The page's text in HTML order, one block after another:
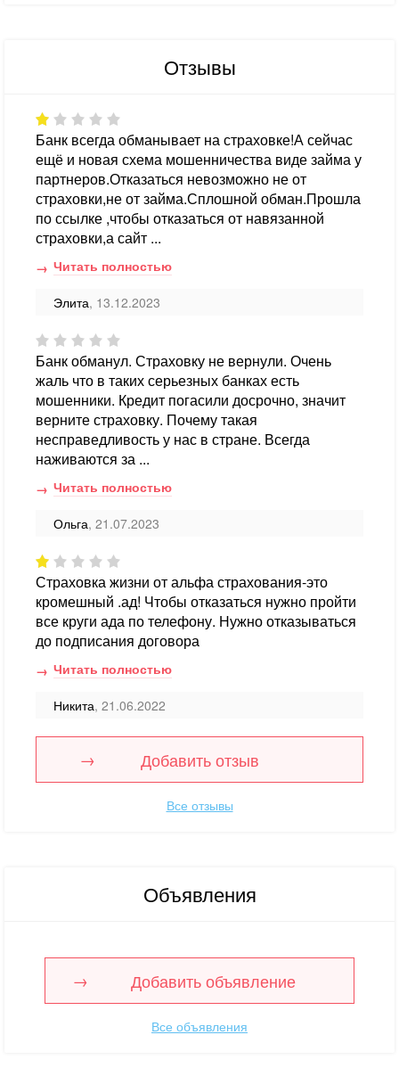
Отзывы
Банк всегда обманывает на страховке!А сейчас
ещё и новая схема мошенничества виде займа у
партнеров.Отказаться невозможно не от
страховки,не от займа.Сплошной обман.Прошла
по ссылке ,чтобы отказаться от навязанной
страховки,а сайт ...
Читать полностью
Элита, 13.12.2023
Банк обманул. Страховку не вернули. Очень
жаль что в таких серьезных банках есть
мошенники. Кредит погасили досрочно, значит
верните страховку. Почему такая
несправедливость у нас в стране. Всегда
наживаются за ...
Читать полностью
Ольга, 21.07.2023
Страховка жизни от альфа страхования-это
кромешный .ад! Чтобы отказаться нужно пройти
все круги ада по телефону. Нужно отказываться
до подписания договора
Читать полностью
Никита, 21.06.2022
Добавить отзыв
Все отзывы
Объявления
Добавить объявление
Все объявления